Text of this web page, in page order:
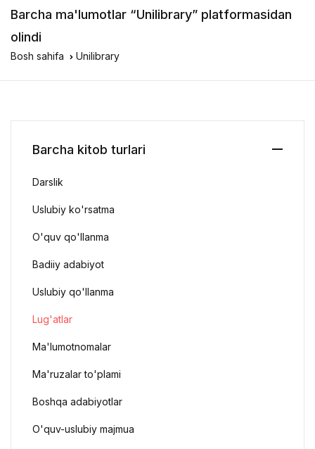
Barcha ma'lumotlar “Unilibrary” platformasidan
olindi
Bosh sahifa Unilibrary
Barcha kitob turlari
Darslik
Uslubiy ko'rsatma
O'quv qo'llanma
Badiiy adabiyot
Uslubiy qo'llanma
Lug'atlar
Ma'lumotnomalar
Ma'ruzalar to'plami
Boshqa adabiyotlar
O'quv-uslubiy majmua